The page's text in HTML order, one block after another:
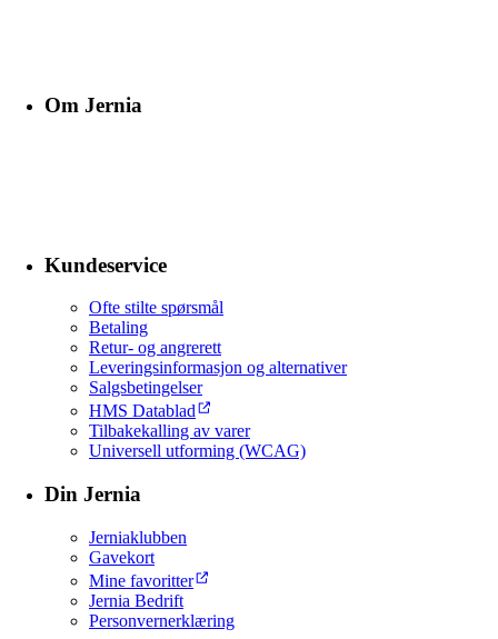
Om Jernia
Kundeservice
Ofte stilte spørsmål
Betaling
Retur- og angrerett
Leveringsinformasjon og alternativer
Salgsbetingelser
HMS Datablad
Tilbakekalling av varer
Universell utforming (WCAG)
Din Jernia
Jerniaklubben
Gavekort
Mine favoritter
Jernia Bedrift
Personvernerklæring